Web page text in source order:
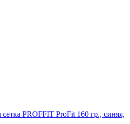
сетка PROFFIT ProFit 160 гр., синяя,